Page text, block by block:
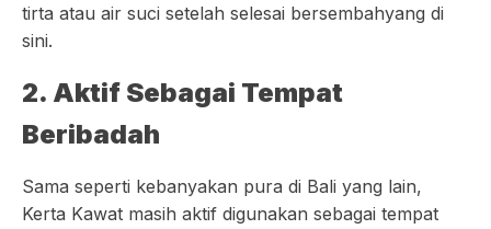
tirta atau air suci setelah selesai bersembahyang di
sini.
2. Aktif Sebagai Tempat
Beribadah
Sama seperti kebanyakan pura di Bali yang lain,
Kerta Kawat masih aktif digunakan sebagai tempat